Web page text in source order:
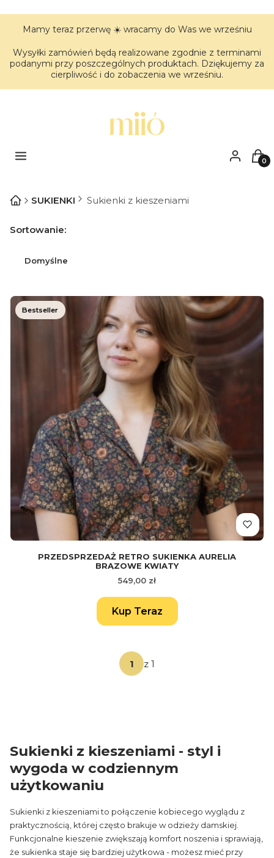
Mamy teraz przerwę ☀️ wracamy do Was we wrześniu
Wysyłki zamówień będą realizowane zgodnie z terminami
podanymi przy poszczególnych produktach. Dziękujemy za
cierpliwość i do zobaczenia we wrześniu.
Menu Zaloguj się
SUKIENKI Sukienki z kieszeniami
Lista produktów
Sortowanie:
Domyślne
Bestseller
PRZEDSPRZEDAŻ RETRO SUKIENKA AURELIA
BRĄZOWE KWIATY
Cena
549,00 zł
Kup Teraz
z 1
Sukienki z kieszeniami - styl i
wygoda w codziennym
użytkowaniu
Sukienki z kieszeniami to połączenie kobiecego wyglądu z
praktycznością, której często brakuje w odzieży damskiej.
Funkcjonalne kieszenie zwiększają komfort noszenia i sprawiają,
że sukienka staje się bardziej użytkowa - możesz mieć przy